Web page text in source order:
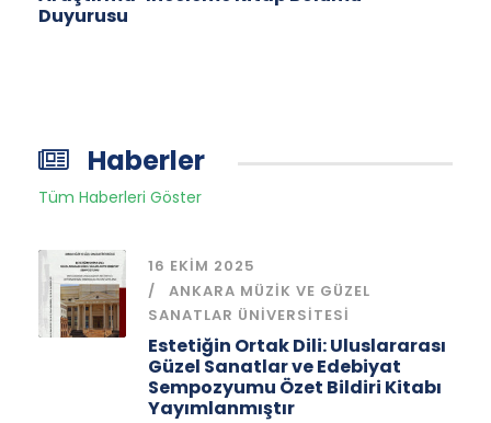
Duyurusu
Haberler
Tüm Haberleri Göster
16 EKIM 2025
ANKARA MÜZIK VE GÜZEL
SANATLAR ÜNIVERSITESI
Estetiğin Ortak Dili: Uluslararası
Güzel Sanatlar ve Edebiyat
Sempozyumu Özet Bildiri Kitabı
Yayımlanmıştır